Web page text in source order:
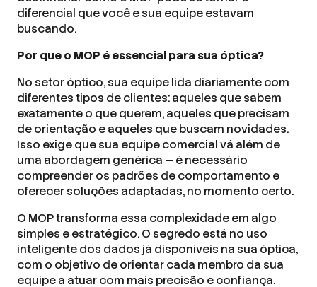
diferencial que você e sua equipe estavam
buscando.
Por que o MOP é essencial para sua óptica?
No setor óptico, sua equipe lida diariamente com
diferentes tipos de clientes: aqueles que sabem
exatamente o que querem, aqueles que precisam
de orientação e aqueles que buscam novidades.
Isso exige que sua equipe comercial vá além de
uma abordagem genérica — é necessário
compreender os padrões de comportamento e
oferecer soluções adaptadas, no momento certo.
O MOP transforma essa complexidade em algo
simples e estratégico. O segredo está no uso
inteligente dos dados já disponíveis na sua óptica,
com o objetivo de orientar cada membro da sua
equipe a atuar com mais precisão e confiança.